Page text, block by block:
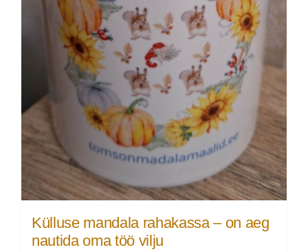
Külluse mandala rahakassa – on aeg
nautida oma töö vilju